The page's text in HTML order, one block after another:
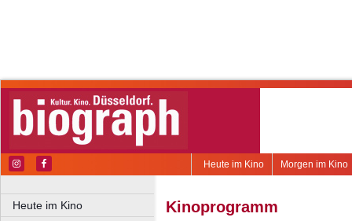
Morgen im Kino
Heute im Kino
Heute im Kino
Kinoprogramm